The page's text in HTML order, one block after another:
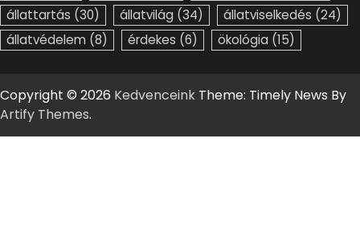
állattartás (30) állatvilág (34) állatviselkedés (24)
állatvédelem (8) érdekes (6) ökológia (15)
Copyright © 2026 Kedvenceink Theme: Timely News By
Artify Themes.